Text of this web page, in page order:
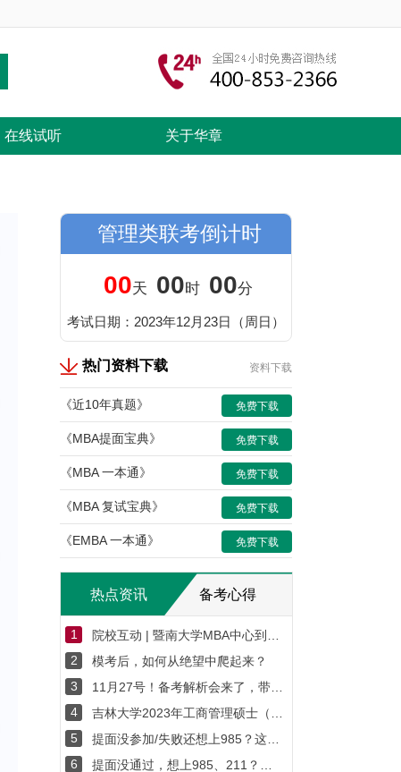
在线试听 关于华章
管理类联考倒计时
00天 00时 00分
考试日期：2023年12月23日（周日）
热门资料下载 资料下载
《近10年真题》 免费下载
《MBA提面宝典》 免费下载
《MBA 一本通》 免费下载
《MBA 复试宝典》 免费下载
《EMBA 一本通》 免费下载
热点资讯 备考心得
1
2
模考后，如何从绝望中爬起来？
3
4
5
6